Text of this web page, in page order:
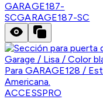
GARAGE187-
SCGARAGE187-SC
ACCESSPRO